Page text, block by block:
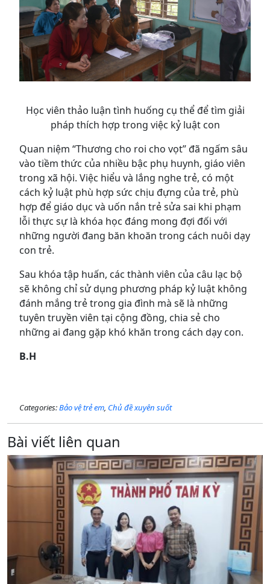
Học viên thảo luận tình huống cụ thể để tìm giải
pháp thích hợp trong việc kỷ luật con
Quan niệm “Thương cho roi cho vọt” đã ngấm sâu
vào tiềm thức của nhiều bậc phụ huynh, giáo viên
trong xã hội. Việc hiểu và lắng nghe trẻ, có một
cách kỷ luật phù hợp sức chịu đựng của trẻ, phù
hợp để giáo dục và uốn nắn trẻ sửa sai khi phạm
lỗi thực sự là khóa học đáng mong đợi đối với
những người đang băn khoăn trong cách nuôi dạy
con trẻ.
Sau khóa tập huấn, các thành viên của câu lạc bộ
sẽ không chỉ sử dụng phương pháp kỷ luật không
đánh mắng trẻ trong gia đình mà sẽ là những
tuyên truyền viên tại cộng đồng, chia sẻ cho
những ai đang gặp khó khăn trong cách dạy con.
B.H
Categories:Bảo vệ trẻ em, Chủ đề xuyên suốt
Bài viết liên quan